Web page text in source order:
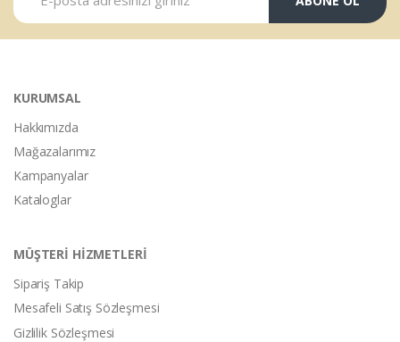
KURUMSAL
Hakkımızda
Mağazalarımız
Kampanyalar
Kataloglar
MÜŞTERİ HİZMETLERİ
Sipariş Takip
Mesafeli Satış Sözleşmesi
Gizlilik Sözleşmesi